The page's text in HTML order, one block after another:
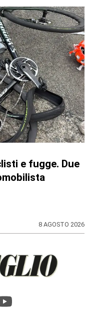
e fugge. Due
8 AGOSTO 2026